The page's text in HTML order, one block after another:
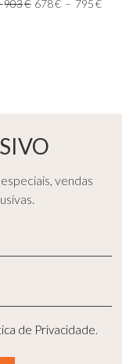
903€ 678€ – 795 €
vendas
de Privacidade.